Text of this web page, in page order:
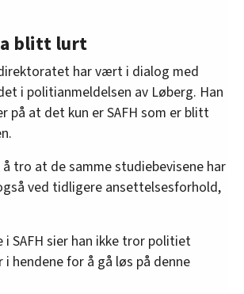
blitt lurt
har vært i dialog med
i politianmeldelsen av Løberg. Han
på at det kun er SAFH som er blitt
tro at de samme studiebevisene har
ved tidligere ansettelsesforhold,
SAFH sier han ikke tror politiet
hendene for å gå løs på denne